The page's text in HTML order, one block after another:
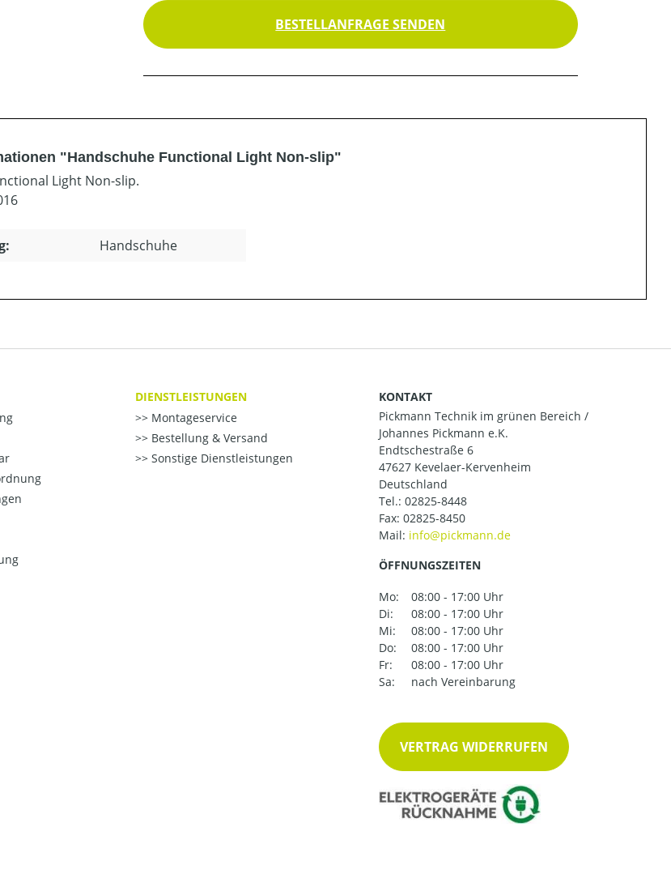
BESTELLANFRAGE SENDEN
"Handschuhe Functional Light Non-slip"
Light Non-slip.
Handschuhe
DIENSTLEISTUNGEN
Montageservice
Bestellung & Versand
Sonstige Dienstleistungen
KONTAKT
Pickmann Technik im grünen Bereich /
Johannes Pickmann e.K.
Endtschestraße 6
47627 Kevelaer-Kervenheim
Deutschland
Tel.: 02825-8448
Fax: 02825-8450
Mail:
ÖFFNUNGSZEITEN
Mo:
08:00 - 17:00 Uhr
Di:
08:00 - 17:00 Uhr
Mi:
08:00 - 17:00 Uhr
Do:
08:00 - 17:00 Uhr
Fr:
08:00 - 17:00 Uhr
Sa:
nach Vereinbarung
VERTRAG WIDERRUFEN